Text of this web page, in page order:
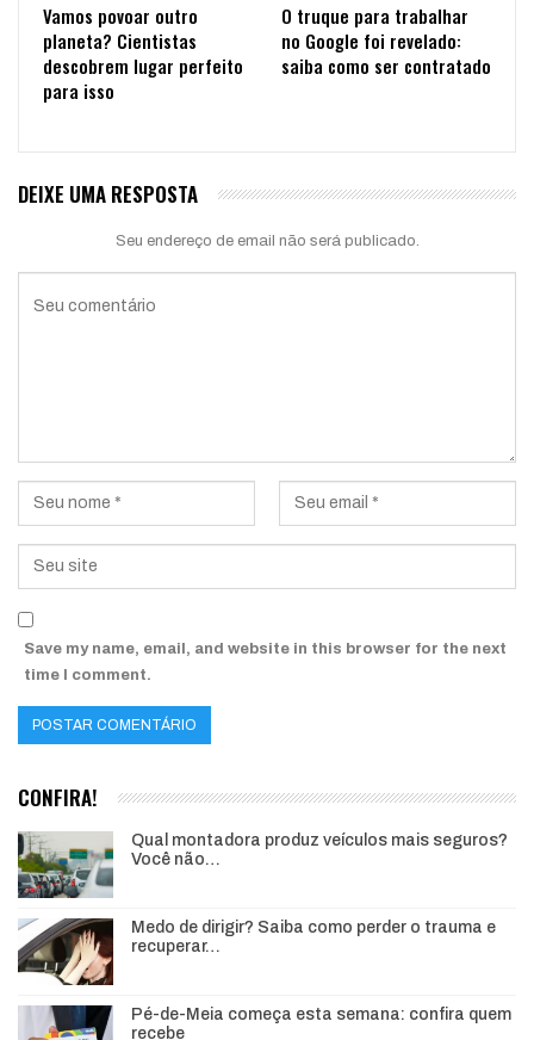
Vamos povoar outro
planeta? Cientistas
descobrem lugar perfeito
para isso
O truque para trabalhar
no Google foi revelado:
saiba como ser contratado
DEIXE UMA RESPOSTA
Seu endereço de email não será publicado.
Save my name, email, and website in this browser for the next
time I comment.
CONFIRA!
Qual montadora produz veículos mais seguros?
Você não…
Medo de dirigir? Saiba como perder o trauma e
recuperar…
Pé-de-Meia começa esta semana: confira quem
recebe